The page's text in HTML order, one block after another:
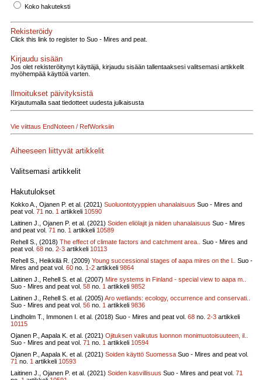
Koko hakuteksti
Rekisteröidy
Click this link to register to Suo - Mires and peat.
Kirjaudu sisään
Jos olet rekisteröitynyt käyttäjä, kirjaudu sisään tallentaaksesi valitsemasi artikkelit
myöhempää käyttöä varten.
Ilmoitukset päivityksistä
Kirjautumalla saat tiedotteet uudesta julkaisusta
Vie viittaus EndNoteen / RefWorksiin
Aiheeseen liittyvät artikkelit
Valitsemasi artikkelit
Hakutulokset
Kokko A., Ojanen P. et al. (2021) Suoluontotyyppien uhanalaisuus Suo - Mires and
peat vol. 71 no. 1 artikkeli 10590
Laitinen J., Ojanen P. et al. (2021) Soiden eliölajit ja niiden uhanalaisuus Suo - Mires
and peat vol. 71 no. 1 artikkeli 10589
Rehell S., (2018) The effect of climate factors and catchment area..
Suo - Mires and
peat vol. 68 no. 2-3 artikkeli 10113
Rehell S., Heikkilä R. (2009) Young successional stages of aapa mires on the l..
Suo -
Mires and peat vol. 60 no. 1-2 artikkeli 9864
Laitinen J., Rehell S. et al. (2007) Mire systems in Finland - special view to aapa m..
Suo - Mires and peat vol. 58 no. 1 artikkeli 9852
Laitinen J., Rehell S. et al. (2005) Aro wetlands: ecology, occurrence and conservati..
Suo - Mires and peat vol. 56 no. 1 artikkeli 9836
Lindholm T., Immonen I. et al. (2018) Suo - Mires and peat vol. 68 no. 2-3 artikkeli
10115
Ojanen P., Aapala K. et al. (2021) Ojituksen vaikutus luonnon monimuotoisuuteen, il..
Suo - Mires and peat vol. 71 no. 1 artikkeli 10594
Ojanen P., Aapala K. et al. (2021) Soiden käyttö Suomessa Suo - Mires and peat vol.
71 no. 1 artikkeli 10593
Laitinen J., Ojanen P. et al. (2021) Soiden kasvillisuus Suo - Mires and peat vol. 71